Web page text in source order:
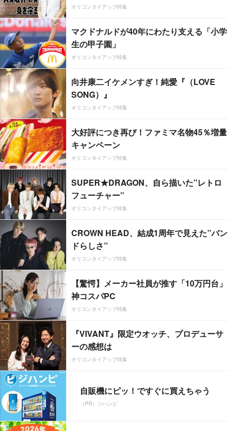
オリコンタイアップ特集
マクドナルドが40年にわたり支える「小学
生の甲子園」
オリコンタイアップ特集
向井康二イケメンすぎ！純愛『（LOVE
SONG）』
オリコンタイアップ特集
大好評につき再び！ファミマ名物45％増量
キャンペーン
オリコンタイアップ特集
SUPER★DRAGON、自ら描いた”レトロ
フューチャー”
オリコンタイアップ特集
CROWN HEAD、結成1周年で見えた”バン
ドらしさ”
オリコンタイアップ特集
【驚愕】メーカー社員が推す「10万円台」
神コスパPC
オリコンタイアップ特集
『VIVANT』限定ウオッチ、プロデューサ
ーの感想は
オリコンタイアップ特集
自販機にピッ！ですぐに買えちゃう
（PR）ジハンピ